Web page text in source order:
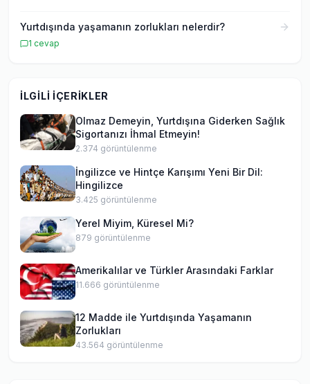
Yurtdışında yaşamanın zorlukları nelerdir?
1 cevap
İLGILI İÇERIKLER
Olmaz Demeyin, Yurtdışına Giderken Sağlık
Sigortanızı İhmal Etmeyin!
2.374 görüntülenme
İngilizce ve Hintçe Karışımı Yeni Bir Dil:
Hingilizce
3.425 görüntülenme
Yerel Miyim, Küresel Mi?
879 görüntülenme
Amerikalılar ve Türkler Arasındaki Farklar
11.666 görüntülenme
12 Madde ile Yurtdışında Yaşamanın
Zorlukları
43.564 görüntülenme